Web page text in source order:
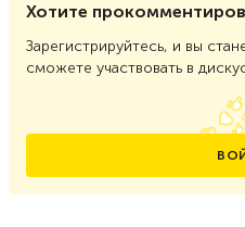
Хотите
Зарегистрируйтесь, и вы
сможете участвовать в